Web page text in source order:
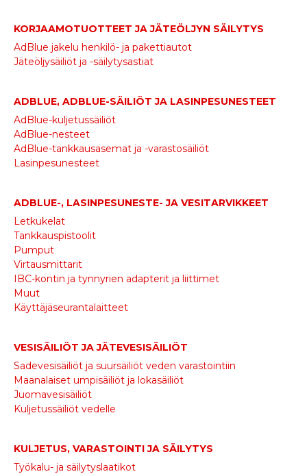
KORJAAMOTUOTTEET JA JÄTEÖLJYN SÄILYTYS
AdBlue jakelu henkilö- ja pakettiautot
Jäteöljysäiliöt ja -säilytysastiat
ADBLUE, ADBLUE-SÄILIÖT JA LASINPESUNESTEET
AdBlue-kuljetussäiliöt
AdBlue-nesteet
AdBlue-tankkausasemat ja -varastosäiliöt
Lasinpesunesteet
ADBLUE-, LASINPESUNESTE- JA VESITARVIKKEET
Letkukelat
Tankkauspistoolit
Pumput
Virtausmittarit
IBC-kontin ja tynnyrien adapterit ja liittimet
Muut
Käyttäjäseurantalaitteet
VESISÄILIÖT JA JÄTEVESISÄILIÖT
Sadevesisäiliöt ja suursäiliöt veden varastointiin
Maanalaiset umpisäiliöt ja lokasäiliöt
Juomavesisäiliöt
Kuljetussäiliöt vedelle
KULJETUS, VARASTOINTI JA SÄILYTYS
Työkalu- ja säilytyslaatikot